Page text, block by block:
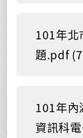
101年北
題.pdf
101年內
資訊科